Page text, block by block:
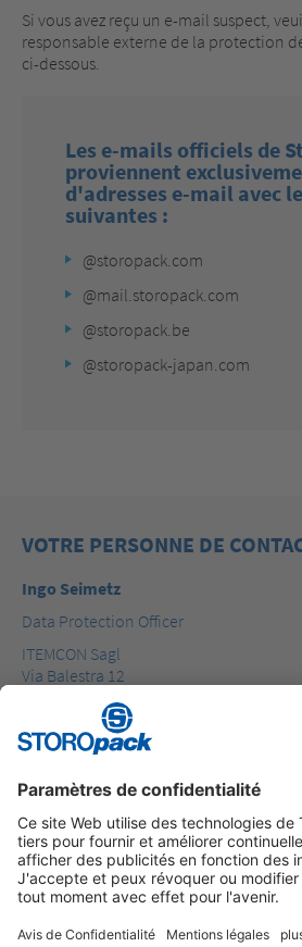
Si vous avez reçu un e-mail suspect,
responsable externe de la protection
ci-dessous.
Les e-mails officiels de
proviennent
d'adresses e-mail avec
suivantes :
@storopack.com
@mail.storopack.com
@storopack.be
@storopack-japan.com
VOTRE PERSONNE DE
Ingo Seimetz
Data Protection Officer
ITEMCON Sagl
Via Balestra 12
Téléphone: +49 7123 164160
E-Mail: storopack.dpo@itemcon.com
Instagram LinkedIn